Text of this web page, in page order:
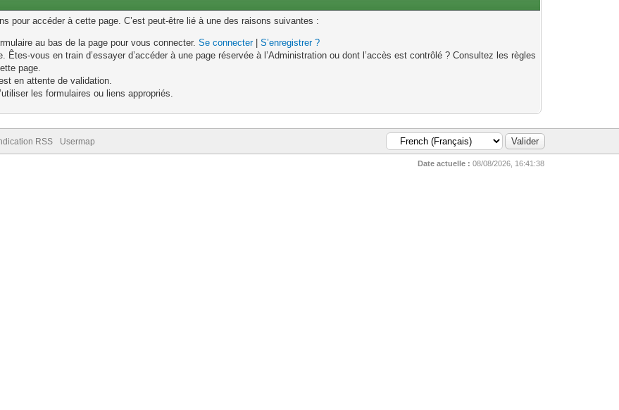
pour accéder à cette page. C’est peut-être lié à une des raisons suivantes :
au bas de la page pour vous connecter.Se connecter|S’enregistrer ?
Êtes-vous en train d’essayer d’accéder à une page réservée à l’Administration ou dont l’accès est contrôlé ? Consultez les règles
page.
en attente de validation.
les formulaires ou liens appropriés.
RSS Usermap
Date actuelle : 08/08/2026, 16:41:38